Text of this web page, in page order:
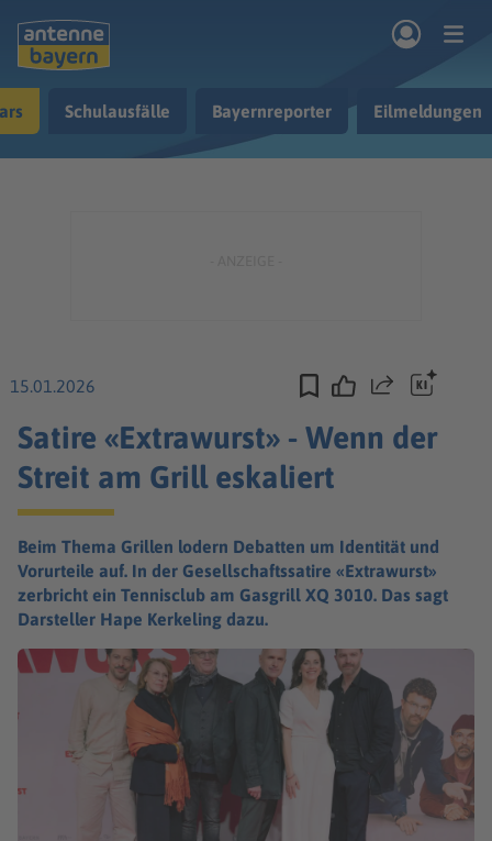
Ratgeber
Schulausfälle Bayernreporter Eilmeldungen
15.01.2026 Teilen
Satire «Extrawurst» - Wenn der
Streit am Grill eskaliert
Beim Thema Grillen lodern Debatten um Identität und
Vorurteile auf. In der Gesellschaftssatire «Extrawurst»
zerbricht ein Tennisclub am Gasgrill XQ 3010. Das sagt
Darsteller Hape Kerkeling dazu.